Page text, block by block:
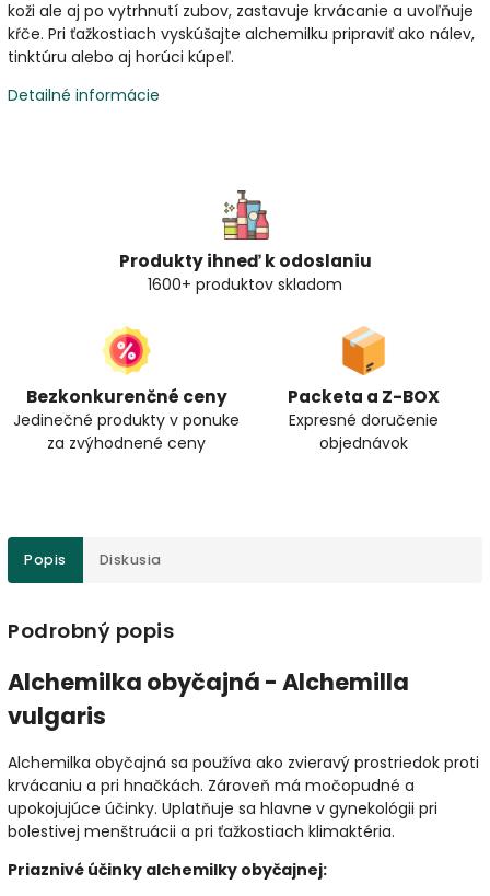
koži ale aj po vytrhnutí zubov, zastavuje krvácanie a uvoľňuje
kŕče. Pri ťažkostiach vyskúšajte alchemilku pripraviť ako nálev,
tinktúru alebo aj horúci kúpeľ.
Detailné informácie
Produkty ihneď k odoslaniu
1600+ produktov skladom
Bezkonkurenčné ceny
Jedinečné produkty v ponuke
za zvýhodnené ceny
Packeta a Z-BOX
Expresné doručenie
objednávok
Popis Diskusia
Podrobný popis
Alchemilka obyčajná - Alchemilla
vulgaris
Alchemilka obyčajná sa používa ako zvieravý prostriedok proti
krvácaniu a pri hnačkách. Zároveň má močopudné a
upokojujúce účinky. Uplatňuje sa hlavne v gynekológii pri
bolestivej menštruácii a pri ťažkostiach klimaktéria.
Priaznivé účinky alchemilky obyčajnej: